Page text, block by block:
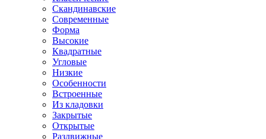
Скандинавские
Современные
Форма
Высокие
Квадратные
Угловые
Низкие
Особенности
Встроенные
Из кладовки
Закрытые
Открытые
Раздвижные